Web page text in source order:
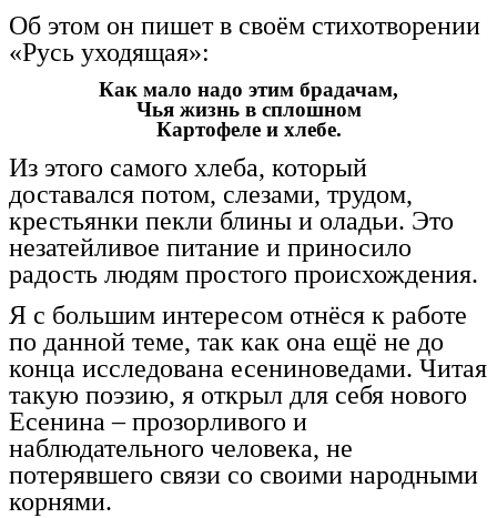
Об этом он пишет в своём стихотворении
«Русь уходящая»:
Как мало надо этим брадачам,
Чья жизнь в сплошном
Картофеле и хлебе.
Из этого самого хлеба, который
доставался потом, слезами, трудом,
крестьянки пекли блины и оладьи. Это
незатейливое питание и приносило
радость людям простого происхождения.
Я с большим интересом отнёся к работе
по данной теме, так как она ещё не до
конца исследована есениноведами. Читая
такую поэзию, я открыл для себя нового
Есенина – прозорливого и
наблюдательного человека, не
потерявшего связи со своими народными
корнями.